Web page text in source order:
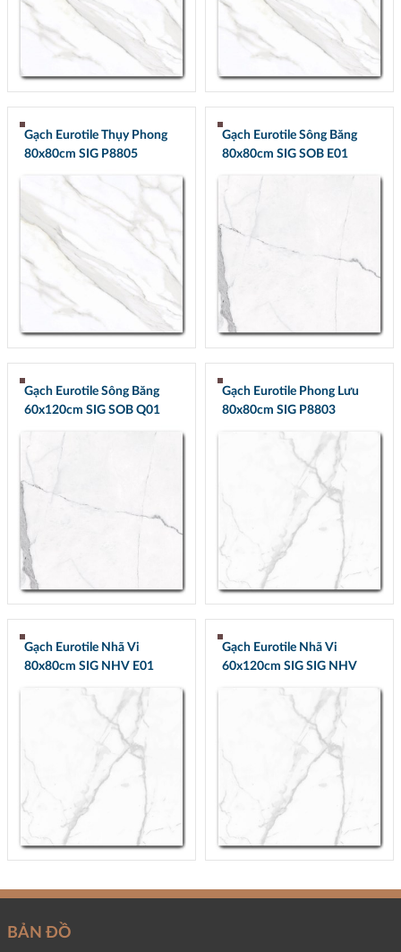
Gạch Eurotile Thụy Phong
80x80cm SIG P8805
Gạch Eurotile Sông Băng
80x80cm SIG SOB E01
Gạch Eurotile Sông Băng
60x120cm SIG SOB Q01
Gạch Eurotile Phong Lưu
80x80cm SIG P8803
Gạch Eurotile Nhã Vi
80x80cm SIG NHV E01
Gạch Eurotile Nhã Vi
60x120cm SIG SIG NHV
BẢN ĐỒ